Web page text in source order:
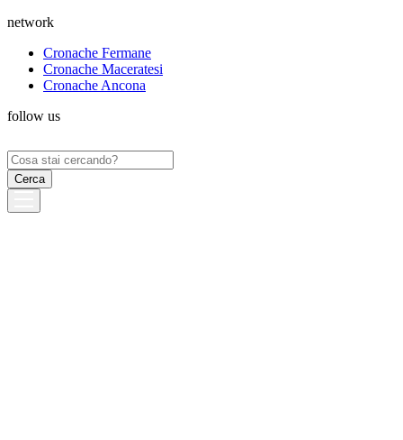
network
Cronache Fermane
Cronache Maceratesi
Cronache Ancona
follow us
Ricerca
per: